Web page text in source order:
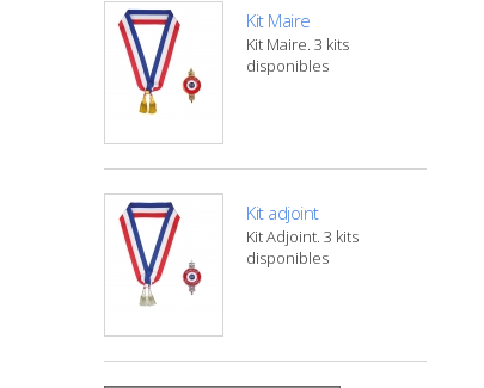
Kit Maire
Kit Maire. 3 kits
disponibles
Kit adjoint
Kit Adjoint. 3 kits
disponibles